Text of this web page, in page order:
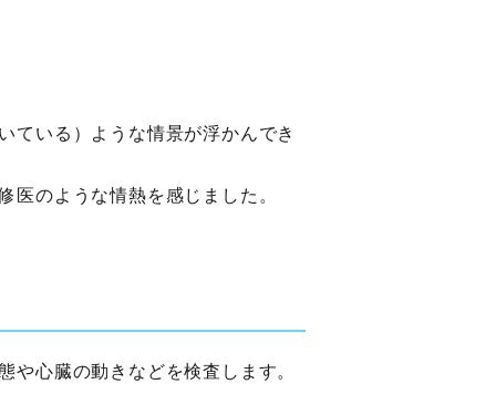
ている）ような情景が浮かんでき
医のような情熱を感じました。
や心臓の動きなどを検査します。